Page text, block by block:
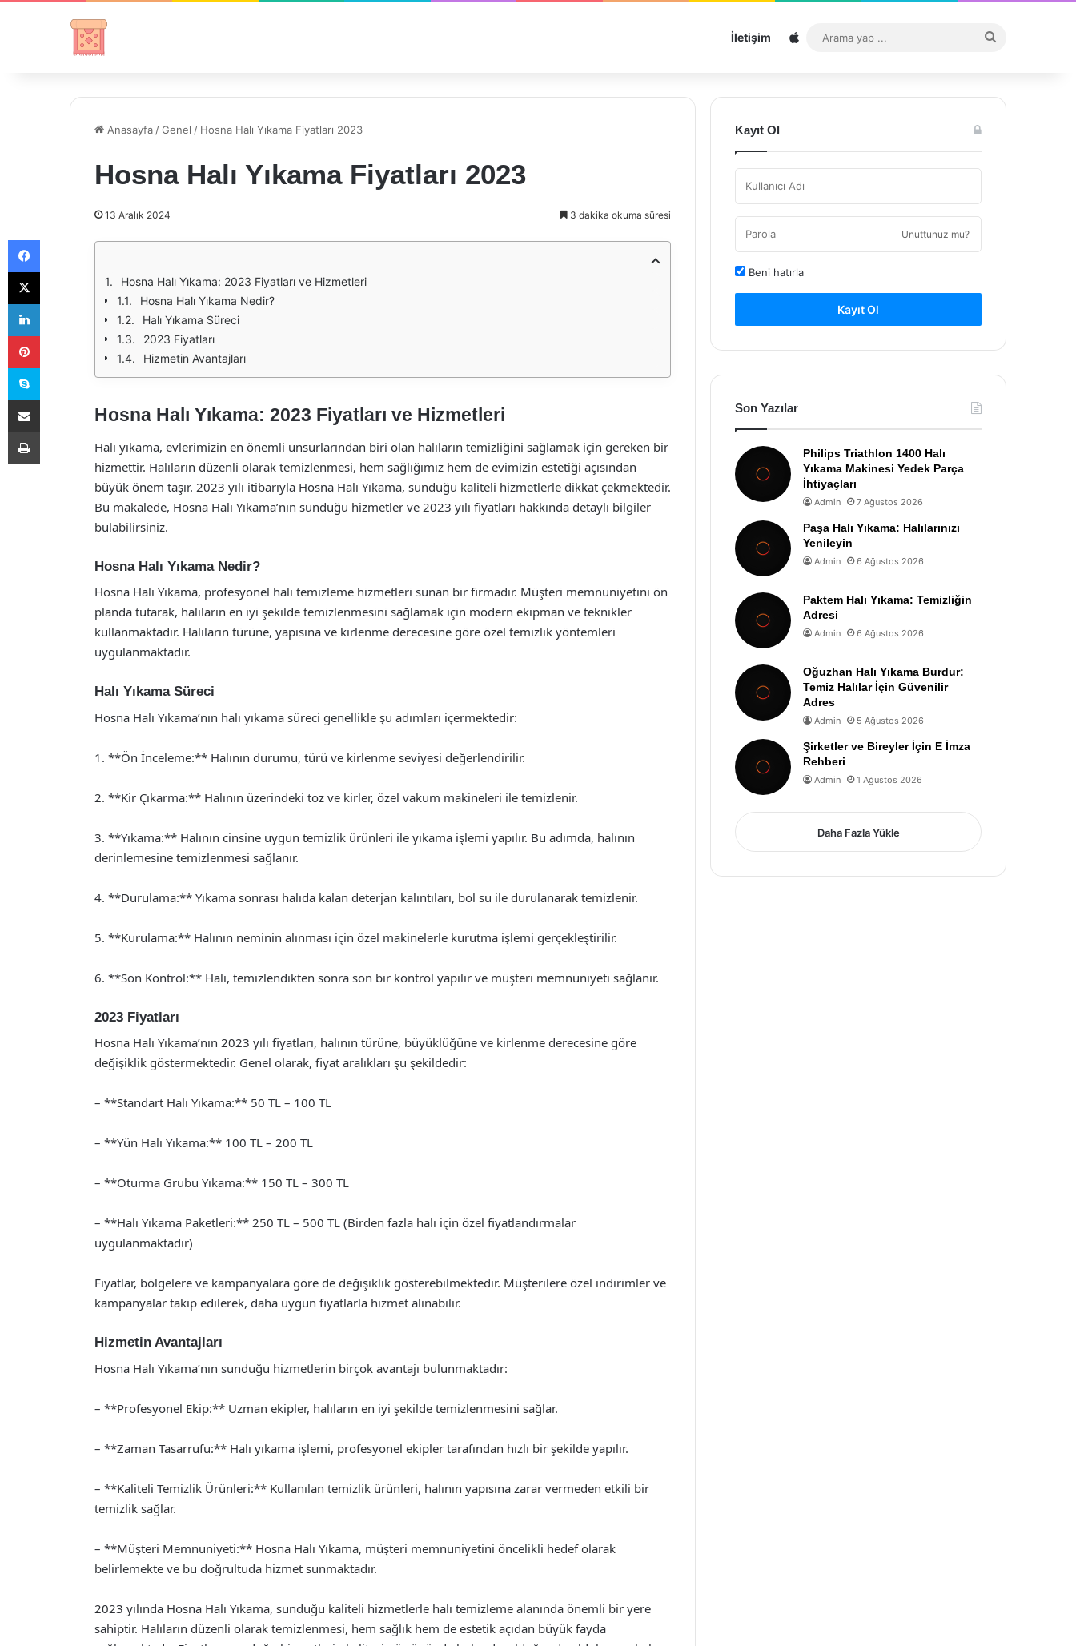
İletişim Sitemap
...
Anasayfa /Genel / Hosna Halı Yıkama Fiyatları 2023
Hosna Halı Yıkama Fiyatları 2023
13 Aralık 2024 3 dakika okuma süresi
Hosna Halı Yıkama: 2023 Fiyatları ve Hizmetleri
Hosna Halı Yıkama Nedir?
Halı Yıkama Süreci
2023 Fiyatları
Hizmetin Avantajları
Hosna Halı Yıkama: 2023 Fiyatları ve Hizmetleri
Halı yıkama, evlerimizin en önemli unsurlarından biri olan halıların temizliğini sağlamak için gereken bir
hizmettir. Halıların düzenli olarak temizlenmesi, hem sağlığımız hem de evimizin estetiği açısından
büyük önem taşır. 2023 yılı itibarıyla Hosna Halı Yıkama, sunduğu kaliteli hizmetlerle dikkat çekmektedir.
Bu makalede, Hosna Halı Yıkama’nın sunduğu hizmetler ve 2023 yılı fiyatları hakkında detaylı bilgiler
bulabilirsiniz.
Hosna Halı Yıkama Nedir?
Hosna Halı Yıkama, profesyonel halı temizleme hizmetleri sunan bir firmadır. Müşteri memnuniyetini ön
planda tutarak, halıların en iyi şekilde temizlenmesini sağlamak için modern ekipman ve teknikler
kullanmaktadır. Halıların türüne, yapısına ve kirlenme derecesine göre özel temizlik yöntemleri
uygulanmaktadır.
Halı Yıkama Süreci
Hosna Halı Yıkama’nın halı yıkama süreci genellikle şu adımları içermektedir:
1. **Ön İnceleme:** Halının durumu, türü ve kirlenme seviyesi değerlendirilir.
2. **Kir Çıkarma:** Halının üzerindeki toz ve kirler, özel vakum makineleri ile temizlenir.
3. **Yıkama:** Halının cinsine uygun temizlik ürünleri ile yıkama işlemi yapılır. Bu adımda, halının
derinlemesine temizlenmesi sağlanır.
4. **Durulama:** Yıkama sonrası halıda kalan deterjan kalıntıları, bol su ile durulanarak temizlenir.
5. **Kurulama:** Halının neminin alınması için özel makinelerle kurutma işlemi gerçekleştirilir.
6. **Son Kontrol:** Halı, temizlendikten sonra son bir kontrol yapılır ve müşteri memnuniyeti sağlanır.
2023 Fiyatları
Hosna Halı Yıkama’nın 2023 yılı fiyatları, halının türüne, büyüklüğüne ve kirlenme derecesine göre
değişiklik göstermektedir. Genel olarak, fiyat aralıkları şu şekildedir:
– **Standart Halı Yıkama:** 50 TL – 100 TL
– **Yün Halı Yıkama:** 100 TL – 200 TL
– **Oturma Grubu Yıkama:** 150 TL – 300 TL
– **Halı Yıkama Paketleri:** 250 TL – 500 TL (Birden fazla halı için özel fiyatlandırmalar
uygulanmaktadır)
Fiyatlar, bölgelere ve kampanyalara göre de değişiklik gösterebilmektedir. Müşterilere özel indirimler ve
kampanyalar takip edilerek, daha uygun fiyatlarla hizmet alınabilir.
Hizmetin Avantajları
Hosna Halı Yıkama’nın sunduğu hizmetlerin birçok avantajı bulunmaktadır:
– **Profesyonel Ekip:** Uzman ekipler, halıların en iyi şekilde temizlenmesini sağlar.
– **Zaman Tasarrufu:** Halı yıkama işlemi, profesyonel ekipler tarafından hızlı bir şekilde yapılır.
– **Kaliteli Temizlik Ürünleri:** Kullanılan temizlik ürünleri, halının yapısına zarar vermeden etkili bir
temizlik sağlar.
– **Müşteri Memnuniyeti:** Hosna Halı Yıkama, müşteri memnuniyetini öncelikli hedef olarak
belirlemekte ve bu doğrultuda hizmet sunmaktadır.
2023 yılında Hosna Halı Yıkama, sunduğu kaliteli hizmetlerle halı temizleme alanında önemli bir yere
sahiptir. Halıların düzenli olarak temizlenmesi, hem sağlık hem de estetik açıdan büyük fayda
Kayıt Ol
Unuttunuz mu?
Beni hatırla
Kayıt Ol
Son Yazılar
Philips Triathlon 1400 Halı
Yıkama Makinesi Yedek Parça
İhtiyaçları
Admin 7 Ağustos 2026
Paşa Halı Yıkama: Halılarınızı
Yenileyin
Admin 6 Ağustos 2026
Paktem Halı Yıkama: Temizliğin
Adresi
Admin 6 Ağustos 2026
Oğuzhan Halı Yıkama Burdur:
Temiz Halılar İçin Güvenilir
Adres
Admin 5 Ağustos 2026
Şirketler ve Bireyler İçin E İmza
Rehberi
Admin 1 Ağustos 2026
Daha Fazla Yükle
Facebook
X
LinkedIn
Pinterest
Skype
E-Posta ile paylaş